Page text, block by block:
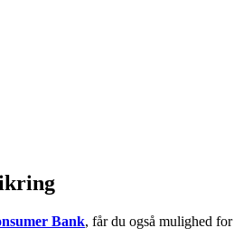
Bank, får du også mulighed